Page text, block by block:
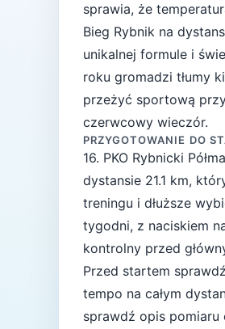
sprawia, że
Bieg Rybnik na
unikalnej formule i
roku gromadzi tłumy
przeżyć sportową
czerwcowy wieczór.
PRZYGOTOWANIE DO
16. PKO Rybnicki
dystansie 21.1 km,
treningu i dłuższe
tygodni, z naciskiem
kontrolny przed
Przed startem
tempo na całym
sprawdź opis pomiaru